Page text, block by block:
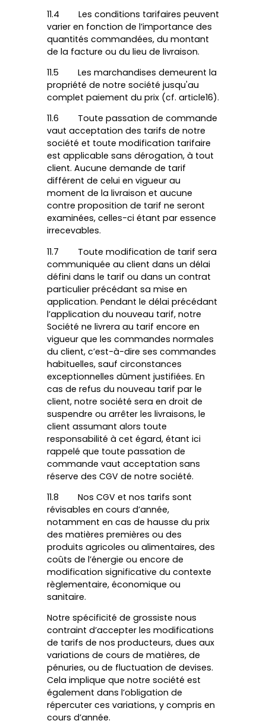
11.4 Les conditions tarifaires peuvent
varier en fonction de l’importance des
quantités commandées, du montant
de la facture ou du lieu de livraison.
11.5 Les marchandises demeurent la
propriété de notre société jusqu'au
complet paiement du prix (cf. article16).
11.6 Toute passation de commande
vaut acceptation des tarifs de notre
société et toute modification tarifaire
est applicable sans dérogation, à tout
client. Aucune demande de tarif
différent de celui en vigueur au
moment de la livraison et aucune
contre proposition de tarif ne seront
examinées, celles-ci étant par essence
irrecevables.
11.7 Toute modification de tarif sera
communiquée au client dans un délai
défini dans le tarif ou dans un contrat
particulier précédant sa mise en
application. Pendant le délai précédant
l’application du nouveau tarif, notre
Société ne livrera au tarif encore en
vigueur que les commandes normales
du client, c’est-à-dire ses commandes
habituelles, sauf circonstances
exceptionnelles dûment justifiées. En
cas de refus du nouveau tarif par le
client, notre société sera en droit de
suspendre ou arrêter les livraisons, le
client assumant alors toute
responsabilité à cet égard, étant ici
rappelé que toute passation de
commande vaut acceptation sans
réserve des CGV de notre société.
11.8 Nos CGV et nos tarifs sont
révisables en cours d’année,
notamment en cas de hausse du prix
des matières premières ou des
produits agricoles ou alimentaires, des
coûts de l’énergie ou encore de
modification significative du contexte
règlementaire, économique ou
sanitaire.
Notre spécificité de grossiste nous
contraint d’accepter les modifications
de tarifs de nos producteurs, dues aux
variations de cours de matières, de
pénuries, ou de fluctuation de devises.
Cela implique que notre société est
également dans l’obligation de
répercuter ces variations, y compris en
cours d’année.